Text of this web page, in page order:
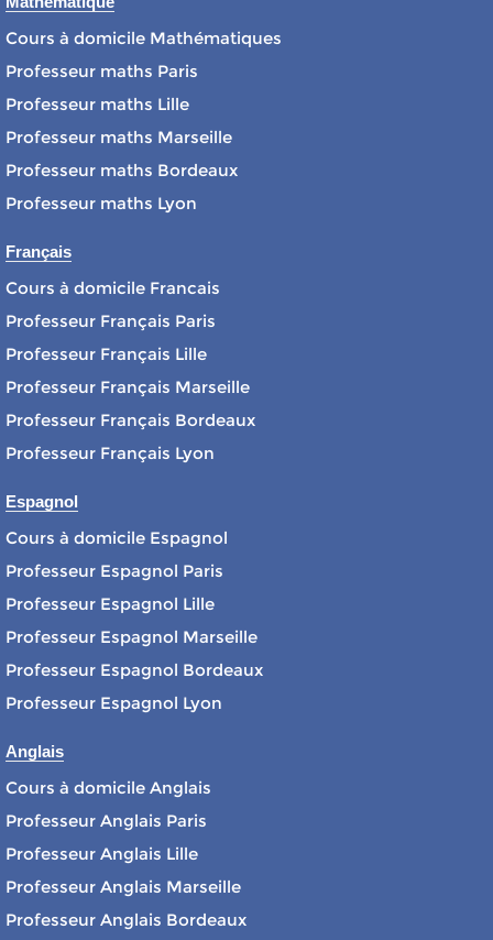
Cours à domicile Mathématiques
Professeur maths Paris
Professeur maths Lille
Professeur maths Marseille
Professeur maths Bordeaux
Professeur maths Lyon
Français
Cours à domicile Francais
Professeur Français Paris
Professeur Français Lille
Professeur Français Marseille
Professeur Français Bordeaux
Professeur Français Lyon
Espagnol
Cours à domicile Espagnol
Professeur Espagnol Paris
Professeur Espagnol Lille
Professeur Espagnol Marseille
Professeur Espagnol Bordeaux
Professeur Espagnol Lyon
Anglais
Cours à domicile Anglais
Professeur Anglais Paris
Professeur Anglais Lille
Professeur Anglais Marseille
Professeur Anglais Bordeaux